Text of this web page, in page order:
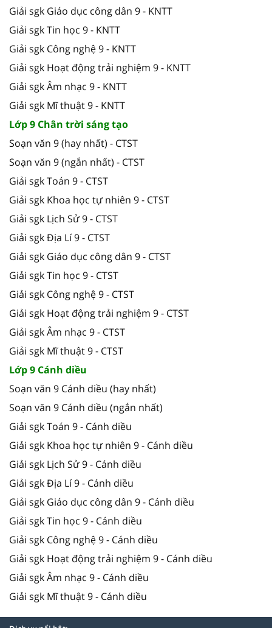
Giải sgk Giáo dục công dân 9 - KNTT
Giải sgk Tin học 9 - KNTT
Giải sgk Công nghệ 9 - KNTT
Giải sgk Hoạt động trải nghiệm 9 - KNTT
Giải sgk Âm nhạc 9 - KNTT
Giải sgk Mĩ thuật 9 - KNTT
Lớp 9 Chân trời sáng tạo
Soạn văn 9 (hay nhất) - CTST
Soạn văn 9 (ngắn nhất) - CTST
Giải sgk Toán 9 - CTST
Giải sgk Khoa học tự nhiên 9 - CTST
Giải sgk Lịch Sử 9 - CTST
Giải sgk Địa Lí 9 - CTST
Giải sgk Giáo dục công dân 9 - CTST
Giải sgk Tin học 9 - CTST
Giải sgk Công nghệ 9 - CTST
Giải sgk Hoạt động trải nghiệm 9 - CTST
Giải sgk Âm nhạc 9 - CTST
Giải sgk Mĩ thuật 9 - CTST
Lớp 9 Cánh diều
Soạn văn 9 Cánh diều (hay nhất)
Soạn văn 9 Cánh diều (ngắn nhất)
Giải sgk Toán 9 - Cánh diều
Giải sgk Khoa học tự nhiên 9 - Cánh diều
Giải sgk Lịch Sử 9 - Cánh diều
Giải sgk Địa Lí 9 - Cánh diều
Giải sgk Giáo dục công dân 9 - Cánh diều
Giải sgk Tin học 9 - Cánh diều
Giải sgk Công nghệ 9 - Cánh diều
Giải sgk Hoạt động trải nghiệm 9 - Cánh diều
Giải sgk Âm nhạc 9 - Cánh diều
Giải sgk Mĩ thuật 9 - Cánh diều